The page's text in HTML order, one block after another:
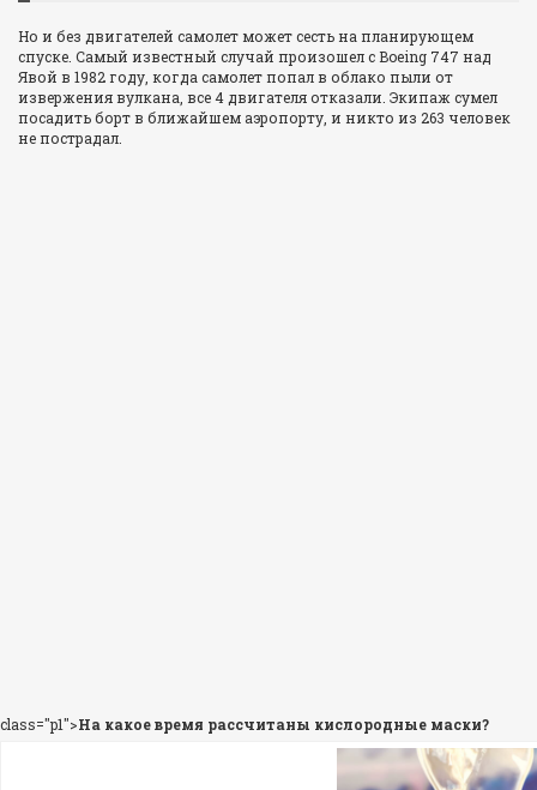
Но и без двигателей самолет может сесть на планирующем
спуске. Самый известный случай произошел с Boeing 747 над
Явой в 1982 году, когда самолет попал в облако пыли от
извержения вулкана, все 4 двигателя отказали. Экипаж сумел
посадить борт в ближайшем аэропорту, и никто из 263 человек
не пострадал.
class="p1">На какое время рассчитаны кислородные маски?